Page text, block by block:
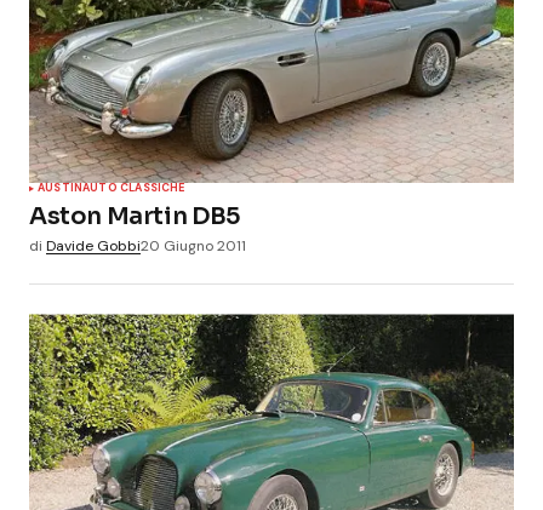
AUSTINAUTO CLASSICHE
Aston Martin DB5
di Davide Gobbi20 Giugno 2011